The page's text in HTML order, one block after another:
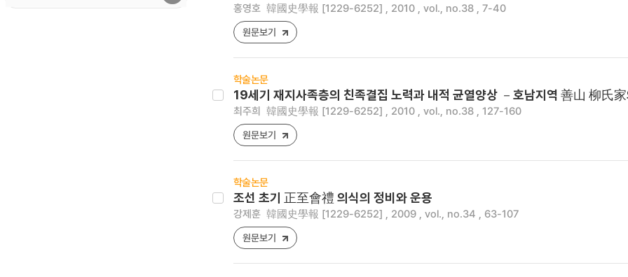
홍영호 韓國史學報 [1229-6252] , 2010 , vol., no.38 , 7-40
원문보기
학술논문
19세기 재지사족층의 친족결집 노력과 내적 균열양상 －호남지역 善山 柳氏
최주희 韓國史學報 [1229-6252] , 2010 , vol., no.38 , 127-160
원문보기
학술논문
조선 초기 正至會禮 의식의 정비와 운용
강제훈 韓國史學報 [1229-6252] , 2009 , vol., no.34 , 63-107
원문보기